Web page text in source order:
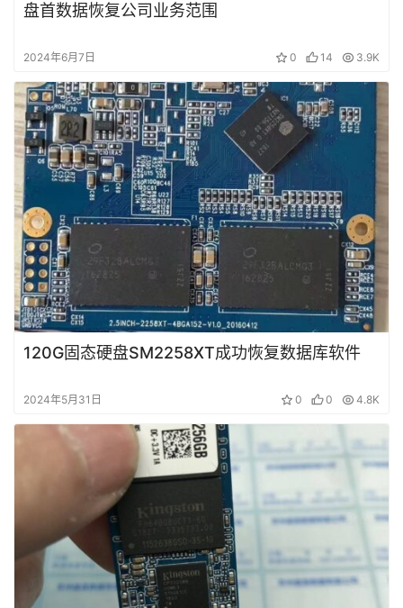
盘首数据恢复公司业务范围
2024年6月7日 0 14 3.9K
120G固态硬盘SM2258XT成功恢复数据库软件
2024年5月31日 0 0 4.8K